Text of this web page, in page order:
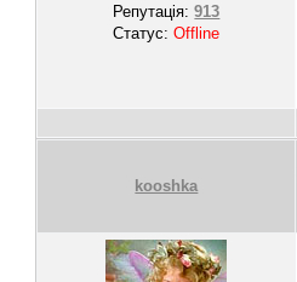
Репутація:913
Статус:Offline
kooshka